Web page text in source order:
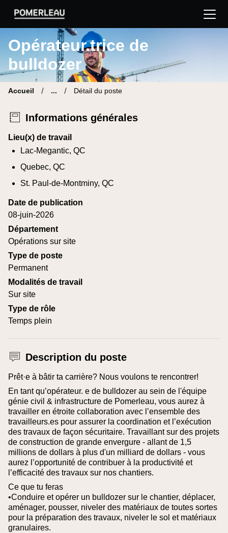
Pomerleau Site carrière | Trouve ton nouveau poste
Opérateur.trice de
bulldozer
Accueil ... Détail du poste
Informations générales
Lieu(x) de travail
Lac-Megantic, QC
Quebec, QC
St. Paul-de-Montminy, QC
Date de publication
08-juin-2026
Département
Opérations sur site
Type de poste
Permanent
Modalités de travail
Sur site
Type de rôle
Temps plein
Description du poste
Prêt·e à bâtir ta carrière? Nous voulons te rencontrer!
En tant qu’opérateur. e de bulldozer au sein de l'équipe
génie civil & infrastructure de Pomerleau, vous aurez à
travailler en étroite collaboration avec l’ensemble des
travailleurs.es pour assurer la coordination et l’exécution
des travaux de façon sécuritaire. Travaillant sur des projets
de construction de grande envergure - allant de 1,5
millions de dollars à plus d'un milliard de dollars - vous
aurez l’opportunité de contribuer à la productivité et
l’efficacité des travaux sur nos chantiers.
Ce que tu feras
•Conduire et opérer un bulldozer sur le chantier, déplacer,
aménager, pousser, niveler des matériaux de toutes sortes
pour la préparation des travaux, niveler le sol et matériaux
granulaires.